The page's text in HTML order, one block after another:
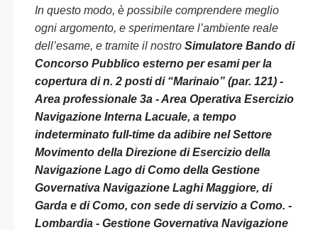
In questo modo, è possibile comprendere meglio
ogni argomento, e sperimentare l’ambiente reale
dell’esame, e tramite il nostro Simulatore Bando di
Concorso Pubblico esterno per esami per la
copertura di n. 2 posti di “Marinaio” (par. 121) -
Area professionale 3a - Area Operativa Esercizio
Navigazione Interna Lacuale, a tempo
indeterminato full-time da adibire nel Settore
Movimento della Direzione di Esercizio della
Navigazione Lago di Como della Gestione
Governativa Navigazione Laghi Maggiore, di
Garda e di Como, con sede di servizio a Como. -
Lombardia - Gestione Governativa Navigazione